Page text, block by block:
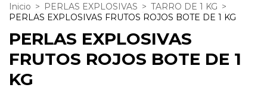
Inicio > PERLAS EXPLOSIVAS > TARRO DE 1 KG >
PERLAS EXPLOSIVAS FRUTOS ROJOS BOTE DE 1 KG
PERLAS EXPLOSIVAS
FRUTOS ROJOS BOTE DE 1
KG